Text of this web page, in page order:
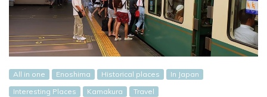
All in one Enoshima Historical places
In Japan
Interesting Places
Kamakura Travel